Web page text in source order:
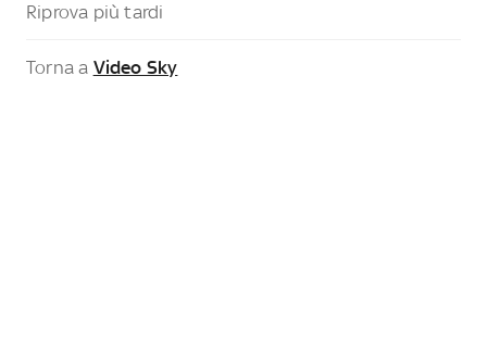
Riprova più tardi
Torna a Video Sky